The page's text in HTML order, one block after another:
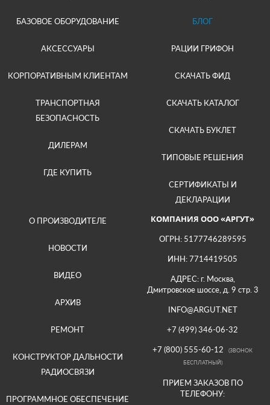
БАЗОВОЕ ОБОРУДОВАНИЕ
АКСЕССУАРЫ
КОРПОРАТИВНЫМ КЛИЕНТАМ
ТРАНСПОРТНАЯ
БЕЗОПАСНОСТЬ
ДИЛЕРАМ
ГДЕ КУПИТЬ
БЛОГ
РАЦИИ ГРИФОН
СКАЧАТЬ ФИД
СКАЧАТЬ КАТАЛОГ
СКАЧАТЬ БУКЛЕТ
ТИПОВЫЕ РЕШЕНИЯ
СЕРТИФИКАТЫ И
ДЕКЛАРАЦИИ
О ПРОИЗВОДИТЕЛЕ
НОВОСТИ
ВИДЕО
АРХИВ
РЕМОНТ
КОНСТРУКТОР ДАЛЬНОСТИ
РАДИОСВЯЗИ
ПРОГРАММНОЕ ОБЕСПЕЧЕНИЕ
КОМПАНИЯ ООО «АРГУТ»
ОГРН: 5177746289595
ИНН: 7714419505
АДРЕС: г. Москва,
Дмитровское шоссе, д. 9 стр. 3
INFO@ARGUT.NET
+7 (499) 346-06-32
+7 (800) 555-60-12
(ЗВОНОК
БЕСПЛАТНЫЙ)
ПРИЕМ ЗАКАЗОВ ПО
ТЕЛЕФОНУ: